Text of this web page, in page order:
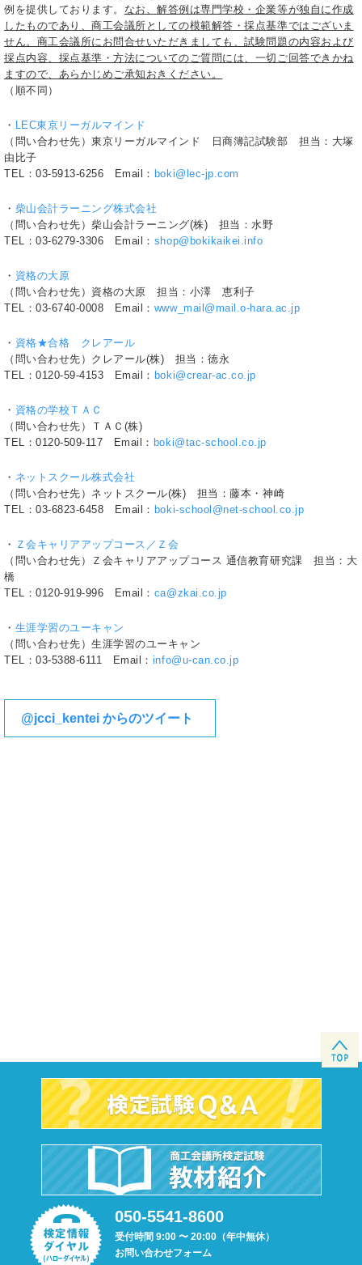
例を提供しております。 なお、解答例は専門学校・企業等が独自に作成
したものであり、商工会議所としての模範解答・採点基準ではございま
せん。商工会議所にお問合せいただきましても、試験問題の内容および
採点内容、採点基準・方法についてのご質問には、一切ご回答できかね
ますので、あらかじめご承知おきください。
（順不同）
・ LEC東京リーガルマインド
（問い合わせ先）東京リーガルマインド 日商簿記試験部 担当：大塚
由比子
TEL：03-5913-6256 Email： boki@lec-jp.com
・ 柴山会計ラーニング株式会社
（問い合わせ先）柴山会計ラーニング(株) 担当：水野
TEL：03-6279-3306 Email： shop@bokikaikei.info
・ 資格の大原
（問い合わせ先）資格の大原 担当：小澤 恵利子
TEL：03-6740-0008 Email： www_mail@mail.o-hara.ac.jp
・ 資格★合格 クレアール
（問い合わせ先）クレアール(株) 担当：徳永
TEL：0120-59-4153 Email： boki@crear-ac.co.jp
・ 資格の学校ＴＡＣ
（問い合わせ先）ＴＡＣ(株)
TEL：0120-509-117 Email： boki@tac-school.co.jp
・ ネットスクール株式会社
（問い合わせ先）ネットスクール(株) 担当：藤本・神崎
TEL：03-6823-6458 Email： boki-school@net-school.co.jp
・ Ｚ会キャリアアップコース／Ｚ会
（問い合わせ先）Ｚ会キャリアアップコース 通信教育研究課 担当：大
橋
TEL：0120-919-996 Email： ca@zkai.co.jp
・ 生涯学習のユーキャン
（問い合わせ先）生涯学習のユーキャン
TEL：03-5388-6111 Email： info@u-can.co.jp
@jcci_kentei からのツイート
050-5541-8600
受付時間 9:00 〜 20:00（年中無休）
お問い合わせフォーム